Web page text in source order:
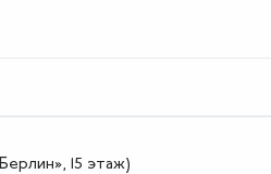
15 этаж)